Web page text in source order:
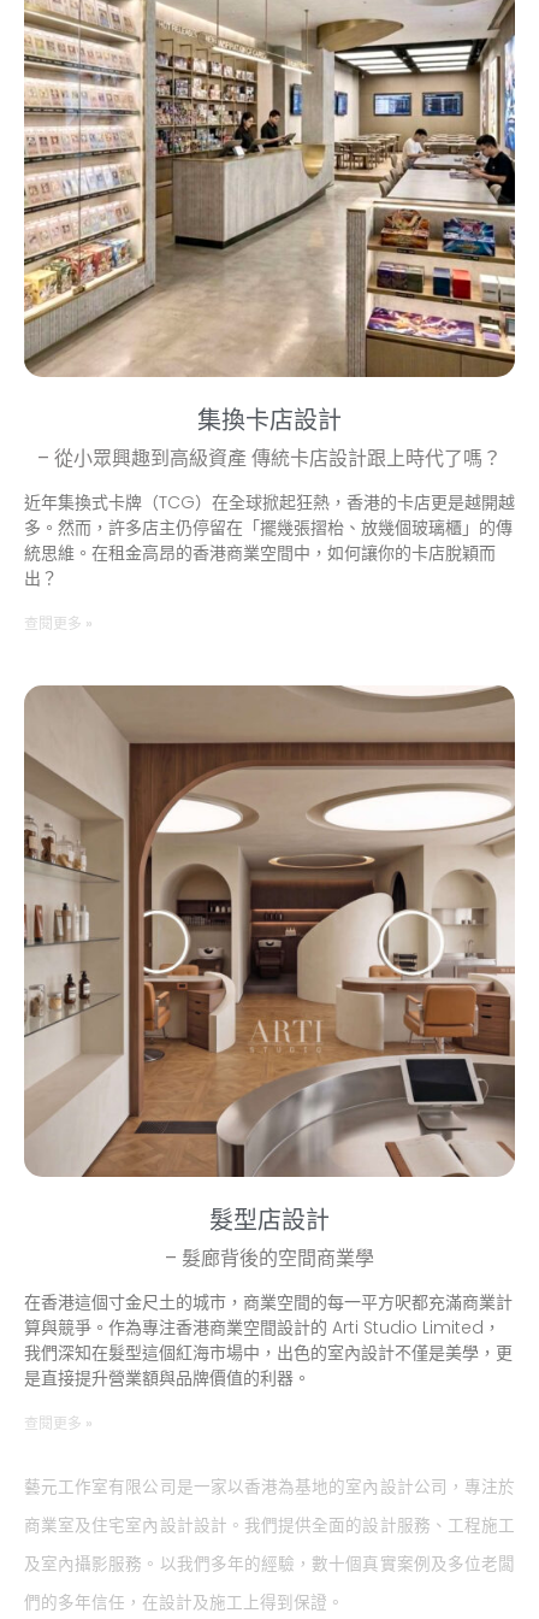
集換卡店設計
– 從小眾興趣到高級資產 傳統卡店設計跟上時代了嗎？
近年集換式卡牌（TCG）在全球掀起狂熱，香港的卡店更是越開越
多。然而，許多店主仍停留在「擺幾張摺枱、放幾個玻璃櫃」的傳
統思維。在租金高昂的香港商業空間中，如何讓你的卡店脫穎而
出？
查閱更多 »
髮型店設計
– 髮廊背後的空間商業學
在香港這個寸金尺土的城市，商業空間的每一平方呎都充滿商業計
算與競爭。作為專注香港商業空間設計的 Arti Studio Limited，
我們深知在髮型這個紅海市場中，出色的室內設計不僅是美學，更
是直接提升營業額與品牌價值的利器。
查閱更多 »
藝元工作室有限公司是一家以香港為基地的室內設計公司，專注於
商業室及住宅室內設計設計。我們提供全面的設計服務、工程施工
及室內攝影服務。以我們多年的經驗，數十個真實案例及多位老闆
們的多年信任，在設計及施工上得到保證。